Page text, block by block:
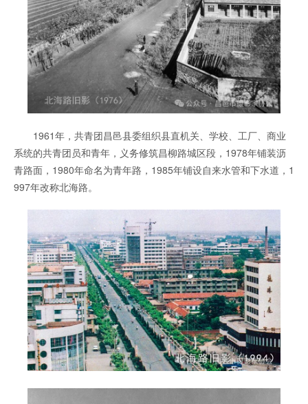
1961年，共青团昌邑县委组织县直机关、学校、工厂、商业
系统的共青团员和青年，义务修筑昌柳路城区段，1978年铺装沥
青路面，1980年命名为青年路，1985年铺设自来水管和下水道，1
997年改称北海路。